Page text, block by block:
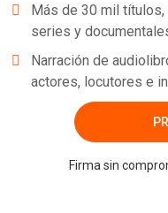
Más de 30 mil
series y
Narración de
actores, locutores e
Firma sin